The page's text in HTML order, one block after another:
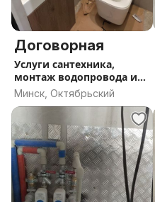
Договорная
Услуги сантехника,
монтаж водопровода и
отопления в квартире.
Минск, Октябрьский